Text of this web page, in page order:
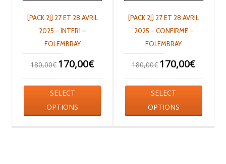
[PACK 2J] 27 ET 28 AVRIL
2025 – INTER1 –
FOLEMBRAY
180,00€ 170,00€
SELECT
OPTIONS
[PACK 2J] 27 ET 28 AVRIL
2025 – CONFIRME –
FOLEMBRAY
180,00€ 170,00€
SELECT
OPTIONS